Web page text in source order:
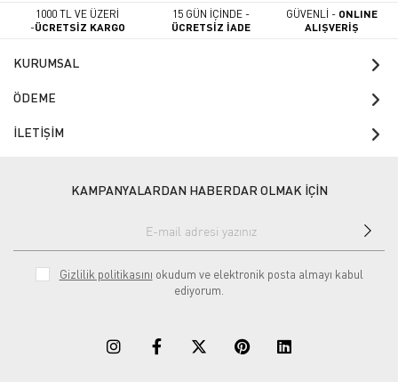
1000 TL VE ÜZERİ
-ÜCRETSİZ KARGO
15 GÜN İÇİNDE -
ÜCRETSİZ İADE
GÜVENLİ - ONLINE
ALIŞVERİŞ
KURUMSAL
ÖDEME
İLETİŞİM
KAMPANYALARDAN HABERDAR OLMAK İÇİN
Gizlilik politikasını okudum ve elektronik posta almayı kabul
ediyorum.